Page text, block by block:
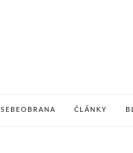
SEBEOBRANA ČLÁNKY